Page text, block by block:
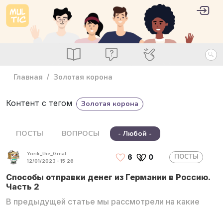
Перейти к основному содержанию
Посты ВопросыСпециалисты
User
Главная Золотая корона
Контент с тегом Золотая корона
ПОСТЫ ВОПРОСЫ - Любой -
Yorik_the_Great
12/01/2023 - 15:26 6 0 ПОСТЫ
Способы отправки денег из Германии в Россию.
Часть 2
В предыдущей статье мы рассмотрели на какие